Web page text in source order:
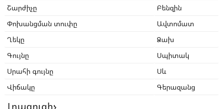
Շարժիչը
Բենզին
Փոխանցման տուփը
Ավտոմատ
Ղեկը
Ձախ
Գույնը
Սպիտակ
Սրահի գույնը
Սև
Վիճակը
Գերազանց
Լրացուցիչ